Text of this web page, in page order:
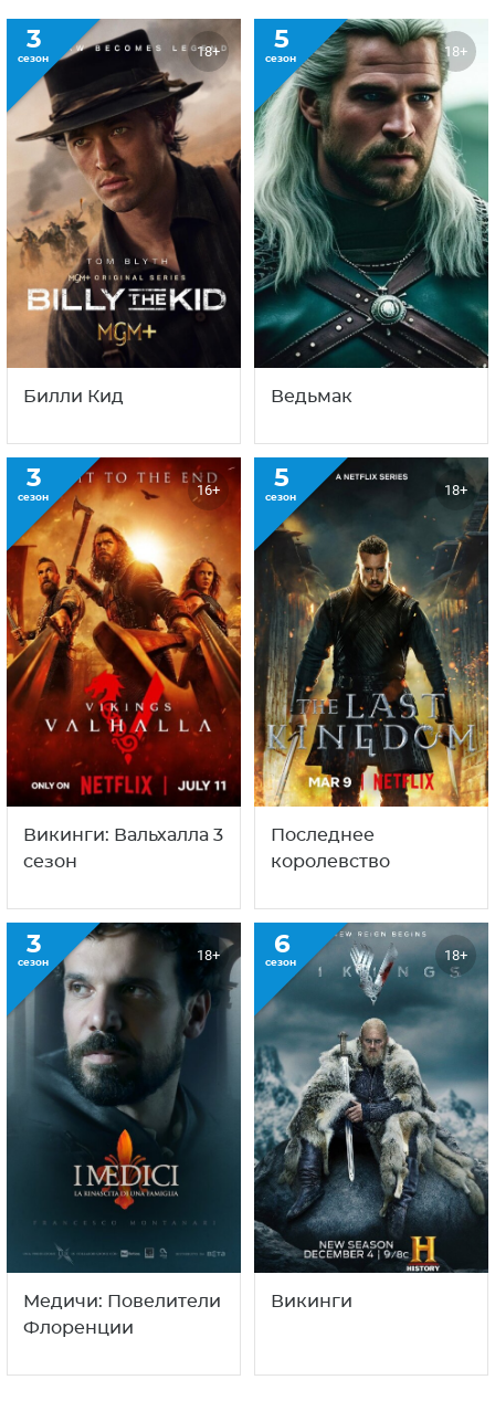
3
сезон 18+
Билли Кид
5
сезон 18+
Ведьмак
3
сезон 16+
Викинги: Вальхалла 3
сезон
5
сезон 18+
Последнее
королевство
3
сезон 18+
Медичи: Повелители
Флоренции
6
сезон 18+
Викинги